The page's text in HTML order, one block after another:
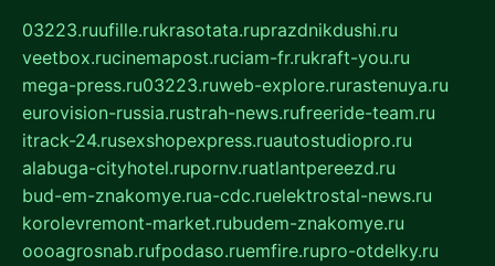
03223.ruufille.rukrasotata.ruprazdnikdushi.ru
veetbox.rucinemapost.ruciam-fr.rukraft-you.ru
mega-press.ru03223.ruweb-explore.rurastenuya.ru
eurovision-russia.rustrah-news.rufreeride-team.ru
itrack-24.rusexshopexpress.ruautostudiopro.ru
alabuga-cityhotel.rupornv.ruatlantpereezd.ru
bud-em-znakomye.rua-cdc.ruelektrostal-news.ru
korolevremont-market.rubudem-znakomye.ru
oooagrosnab.rufpodaso.ruemfire.rupro-otdelky.ru